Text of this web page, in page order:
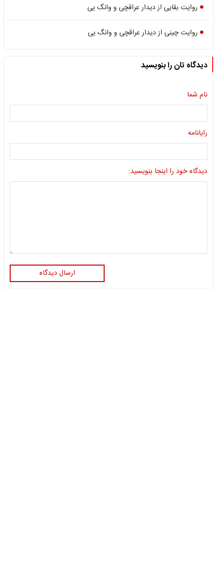
روایت بقایی از دیدار عراقچی و وانگ یی
روایت چینی از دیدار عراقچی و وانگ یی
دیدگاه تان را بنویسید
نام شما
رایانامه
دیدگاه خود را اینجا بنویسید:
ارسال دیدگاه